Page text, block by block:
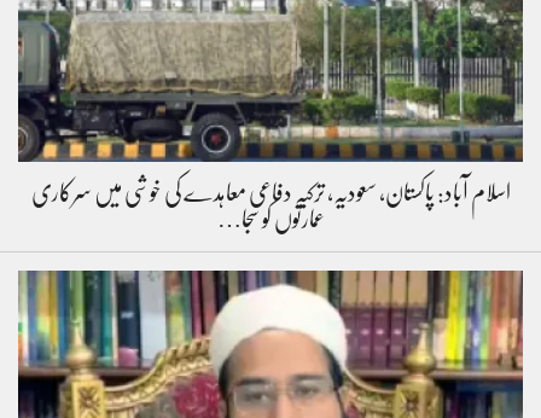
اسلام آباد: پاکستان، سعودیہ، ترکیہ دفاعی معاہدے کی خوشی میں سرکاری
عمارتوں کو سجا…